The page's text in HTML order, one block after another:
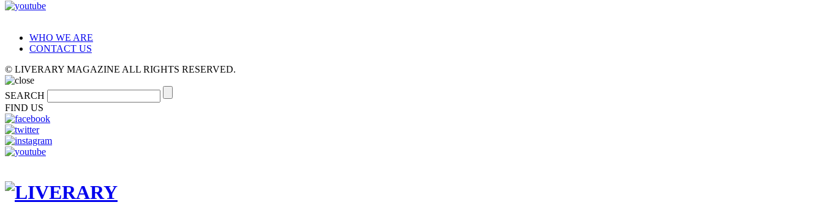
WHO WE ARE
CONTACT US
© LIVERARY MAGAZINE ALL RIGHTS RESERVED.
SEARCH
FIND US